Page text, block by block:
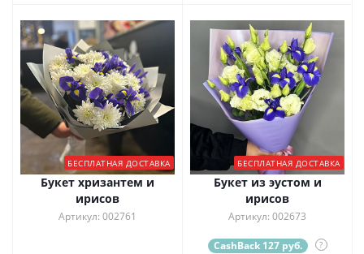
БЕСПЛАТНАЯ ДОСТАВКА
Букет хризантем и
ирисов
Артикул: 002761
БЕСПЛАТНАЯ ДОСТАВКА
Букет из эустом и
ирисов
Артикул: 002673
CashBack 127 руб. ?